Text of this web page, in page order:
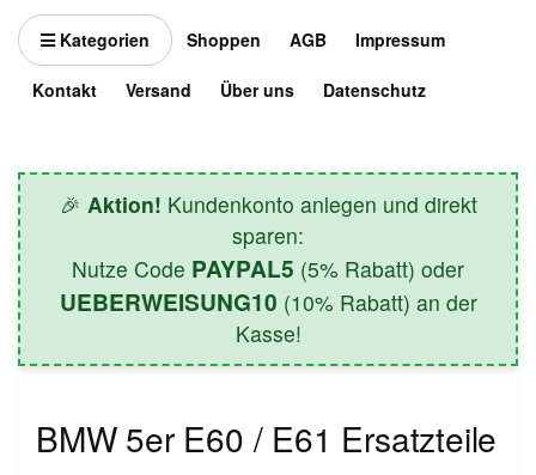
Kategorien Shoppen AGB Impressum
Kontakt Versand Über uns Datenschutz
🎉 Aktion! Kundenkonto anlegen und direkt
sparen:
Nutze Code PAYPAL5 (5% Rabatt) oder
UEBERWEISUNG10 (10% Rabatt) an der
Kasse!
BMW 5er E60 / E61 Ersatzteile